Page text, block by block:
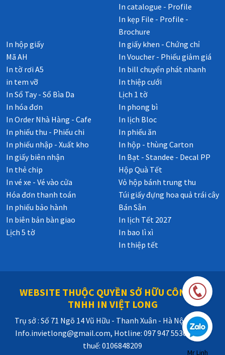
In catalogue - Profile
In kẹp File - Profile -
Brochure
In hộp giấy
Mã AH
In tờ rơi A5
in tem vỡ
In Sổ Tay - Sổ Bìa Da
In hóa đơn
In Order Nhà Hàng - Cafe
In phiếu thu - Phiếu chi
In phiếu nhập - Xuất kho
In giấy biên nhận
In thẻ chip
In vé xe - Vé vào cửa
Hóa đơn thanh toán
In phiếu bảo hành
In biên bản bàn giao
Lịch 5 tờ
In giấy khen - Chứng chỉ
In Voucher - Phiếu giảm giá
In bill chuyển phát nhanh
In thiệp cưới
Lịch 1 tờ
In phong bì
In lịch Bloc
In phiếu ăn
In hộp - thùng Carton
In Bạt - Standee - Decal PP
Hộp Quà Tết
Vỏ hộp bánh trung thu
Túi giấy đựng hoa quả trái cây
Bán Sẵn
In lịch Tết 2027
In bao lì xì
In thiệp tết
WEBSITE THUỘC QUYỀN SỞ HỮU CÔNG TY
TNHH IN VIỆT LONG
Trụ sở : Số 71 Ngõ 14 Vũ Hữu - Thanh Xuân - Hà Nội, Email:
Info.invietlong@gmail.com, Hotline: 097 947 5530, Mã số
thuế: 0106848209
Mr Linh